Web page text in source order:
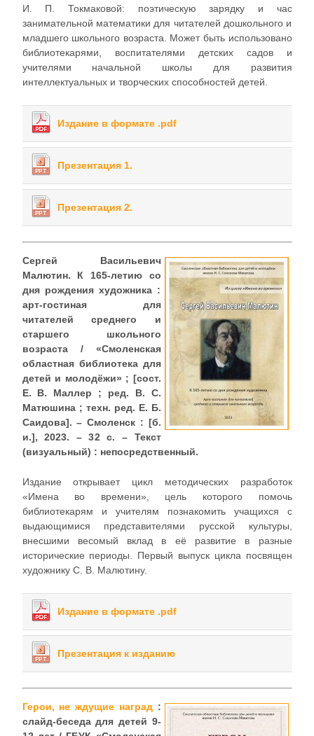
И. П. Токмаковой: поэтическую зарядку и час
занимательной математики для читателей дошкольного и
младшего школьного возраста. Может быть использовано
библиотекарями, воспитателями детских садов и
учителями начальной школы для развития
интеллектуальных и творческих способностей детей.
Издание в формате .pdf
Презентация 1.
Презентация 2.
Сергей Васильевич
Малютин. К 165-летию со
дня рождения художника :
арт-гостиная для
читателей среднего и
старшего школьного
возраста / «Смоленская
областная библиотека для
детей и молодёжи» ; [сост.
Е. В. Маллер ; ред. В. С.
Матюшина ; техн. ред. Е. Б.
Саидова]. – Смоленск : [б.
и.], 2023. – 32 с. – Текст
(визуальный) : непосредственный.
Издание открывает цикл методических разработок
«Имена во времени», цель которого помочь
библиотекарям и учителям познакомить учащихся с
выдающимися представителями русской культуры,
внесшими весомый вклад в её развитие в разные
исторические периоды. Первый выпуск цикла посвящен
художнику С. В. Малютину.
Издание в формате .pdf
Презентация к изданию
Герои, не ждущие наград:
слайд-беседа для детей 9-